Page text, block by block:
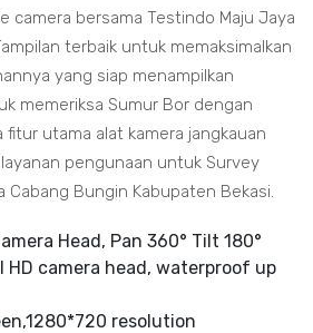
camera bersama Testindo Maju Jaya
terbaik untuk memaksimalkan
yang siap menampilkan
memeriksa Sumur Bor dengan
utama alat kamera jangkauan
pengunaan untuk Survey
Cabang Bungin Kabupaten Bekasi.
Head, Pan 360° Tilt 180°
HD camera head, waterproof up
resolution